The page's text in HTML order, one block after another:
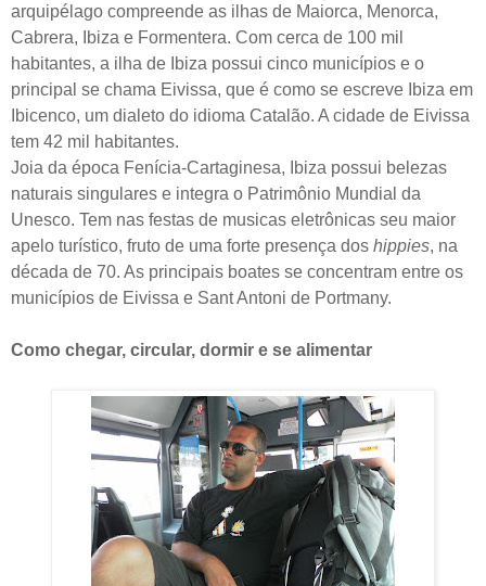
arquipélago compreende as ilhas de Maiorca, Menorca,
Cabrera, Ibiza e Formentera. Com cerca de 100 mil
habitantes, a ilha de Ibiza possui cinco municípios e o
principal se chama Eivissa, que é como se escreve Ibiza em
Ibicenco, um dialeto do idioma Catalão. A cidade de Eivissa
tem 42 mil habitantes.
Joia da época Fenícia-Cartaginesa, Ibiza possui belezas
naturais singulares e integra o Patrimônio Mundial da
Unesco. Tem nas festas de musicas eletrônicas seu maior
apelo turístico, fruto de uma forte presença dos hippies, na
década de 70. As principais boates se concentram entre os
municípios de Eivissa e Sant Antoni de Portmany.
Como chegar, circular, dormir e se alimentar